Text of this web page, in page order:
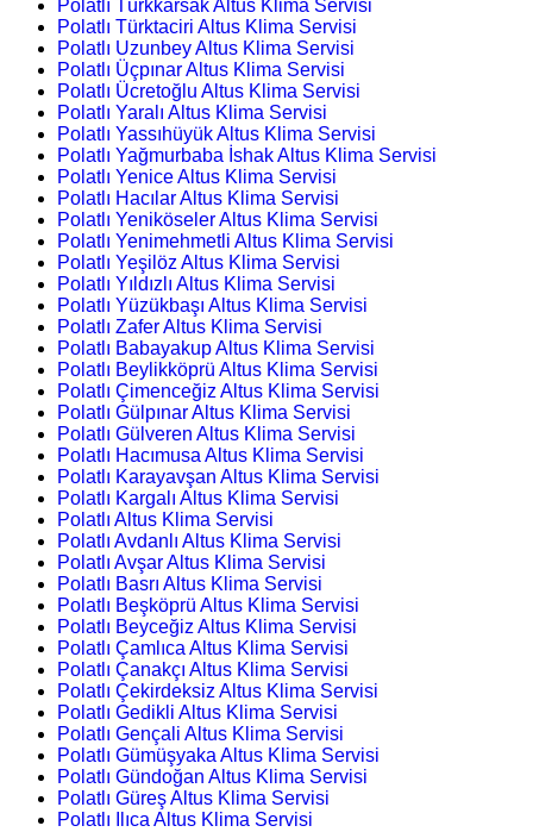
Polatlı Türkkarsak Altus Klima Servisi
Polatlı Türktaciri Altus Klima Servisi
Polatlı Uzunbey Altus Klima Servisi
Polatlı Üçpınar Altus Klima Servisi
Polatlı Ücretoğlu Altus Klima Servisi
Polatlı Yaralı Altus Klima Servisi
Polatlı Yassıhüyük Altus Klima Servisi
Polatlı Yağmurbaba İshak Altus Klima Servisi
Polatlı Yenice Altus Klima Servisi
Polatlı Hacılar Altus Klima Servisi
Polatlı Yeniköseler Altus Klima Servisi
Polatlı Yenimehmetli Altus Klima Servisi
Polatlı Yeşilöz Altus Klima Servisi
Polatlı Yıldızlı Altus Klima Servisi
Polatlı Yüzükbaşı Altus Klima Servisi
Polatlı Zafer Altus Klima Servisi
Polatlı Babayakup Altus Klima Servisi
Polatlı Beylikköprü Altus Klima Servisi
Polatlı Çimenceğiz Altus Klima Servisi
Polatlı Gülpınar Altus Klima Servisi
Polatlı Gülveren Altus Klima Servisi
Polatlı Hacımusa Altus Klima Servisi
Polatlı Karayavşan Altus Klima Servisi
Polatlı Kargalı Altus Klima Servisi
Polatlı Altus Klima Servisi
Polatlı Avdanlı Altus Klima Servisi
Polatlı Avşar Altus Klima Servisi
Polatlı Basrı Altus Klima Servisi
Polatlı Beşköprü Altus Klima Servisi
Polatlı Beyceğiz Altus Klima Servisi
Polatlı Çamlıca Altus Klima Servisi
Polatlı Çanakçı Altus Klima Servisi
Polatlı Çekirdeksiz Altus Klima Servisi
Polatlı Gedikli Altus Klima Servisi
Polatlı Gençali Altus Klima Servisi
Polatlı Gümüşyaka Altus Klima Servisi
Polatlı Gündoğan Altus Klima Servisi
Polatlı Güreş Altus Klima Servisi
Polatlı Ilıca Altus Klima Servisi